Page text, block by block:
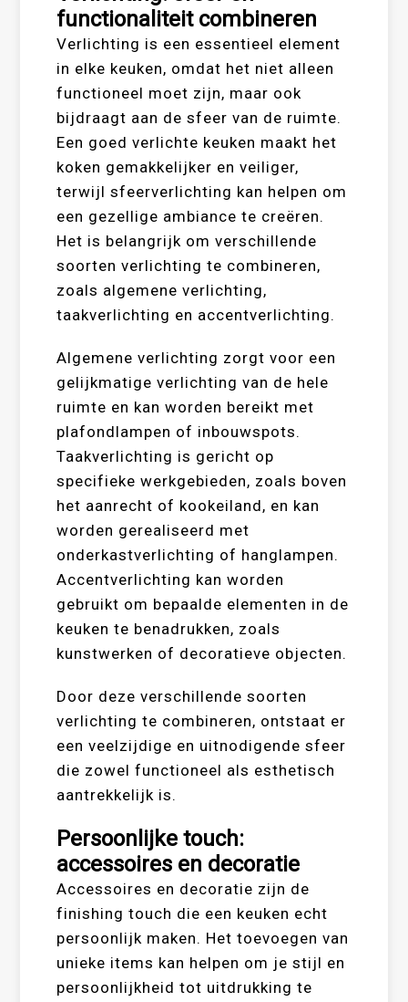
functionaliteit combineren
Verlichting is een essentieel element
in elke keuken, omdat het niet alleen
functioneel moet zijn, maar ook
bijdraagt aan de sfeer van de ruimte.
Een goed verlichte keuken maakt het
koken gemakkelijker en veiliger,
terwijl sfeerverlichting kan helpen om
een gezellige ambiance te creëren.
Het is belangrijk om verschillende
soorten verlichting te combineren,
zoals algemene verlichting,
taakverlichting en accentverlichting.
Algemene verlichting zorgt voor een
gelijkmatige verlichting van de hele
ruimte en kan worden bereikt met
plafondlampen of inbouwspots.
Taakverlichting is gericht op
specifieke werkgebieden, zoals boven
het aanrecht of kookeiland, en kan
worden gerealiseerd met
onderkastverlichting of hanglampen.
Accentverlichting kan worden
gebruikt om bepaalde elementen in de
keuken te benadrukken, zoals
kunstwerken of decoratieve objecten.
Door deze verschillende soorten
verlichting te combineren, ontstaat er
een veelzijdige en uitnodigende sfeer
die zowel functioneel als esthetisch
aantrekkelijk is.
Persoonlijke touch:
accessoires en decoratie
Accessoires en decoratie zijn de
finishing touch die een keuken echt
persoonlijk maken. Het toevoegen van
unieke items kan helpen om je stijl en
persoonlijkheid tot uitdrukking te